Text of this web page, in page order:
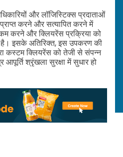
और लॉजिस्टिक्स प्रदाताओं
करने और सत्यापित करने में
करने और क्लियरेंस प्रक्रिया को
इसके अतिरिक्त, इस उपकरण की
कस्टम क्लियरेंस को तेजी से संपन्न
श्रृंखला सुरक्षा में सुधार हो